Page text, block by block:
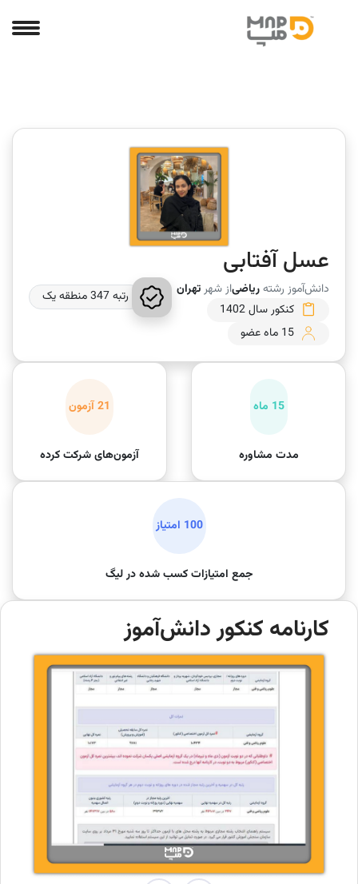
عسل آفتابی
دانش‌آموز رشتهریاضیاز شهرتهران
کنکور سال 1402
15 ماه عضو
رتبه 347 منطقه یک
15 ماه
مدت مشاوره
21 آزمون
آزمون‌های شرکت کرده
100 امتیاز
جمع امتیازات کسب شده در لیگ
کارنامه کنکور دانش‌آموز